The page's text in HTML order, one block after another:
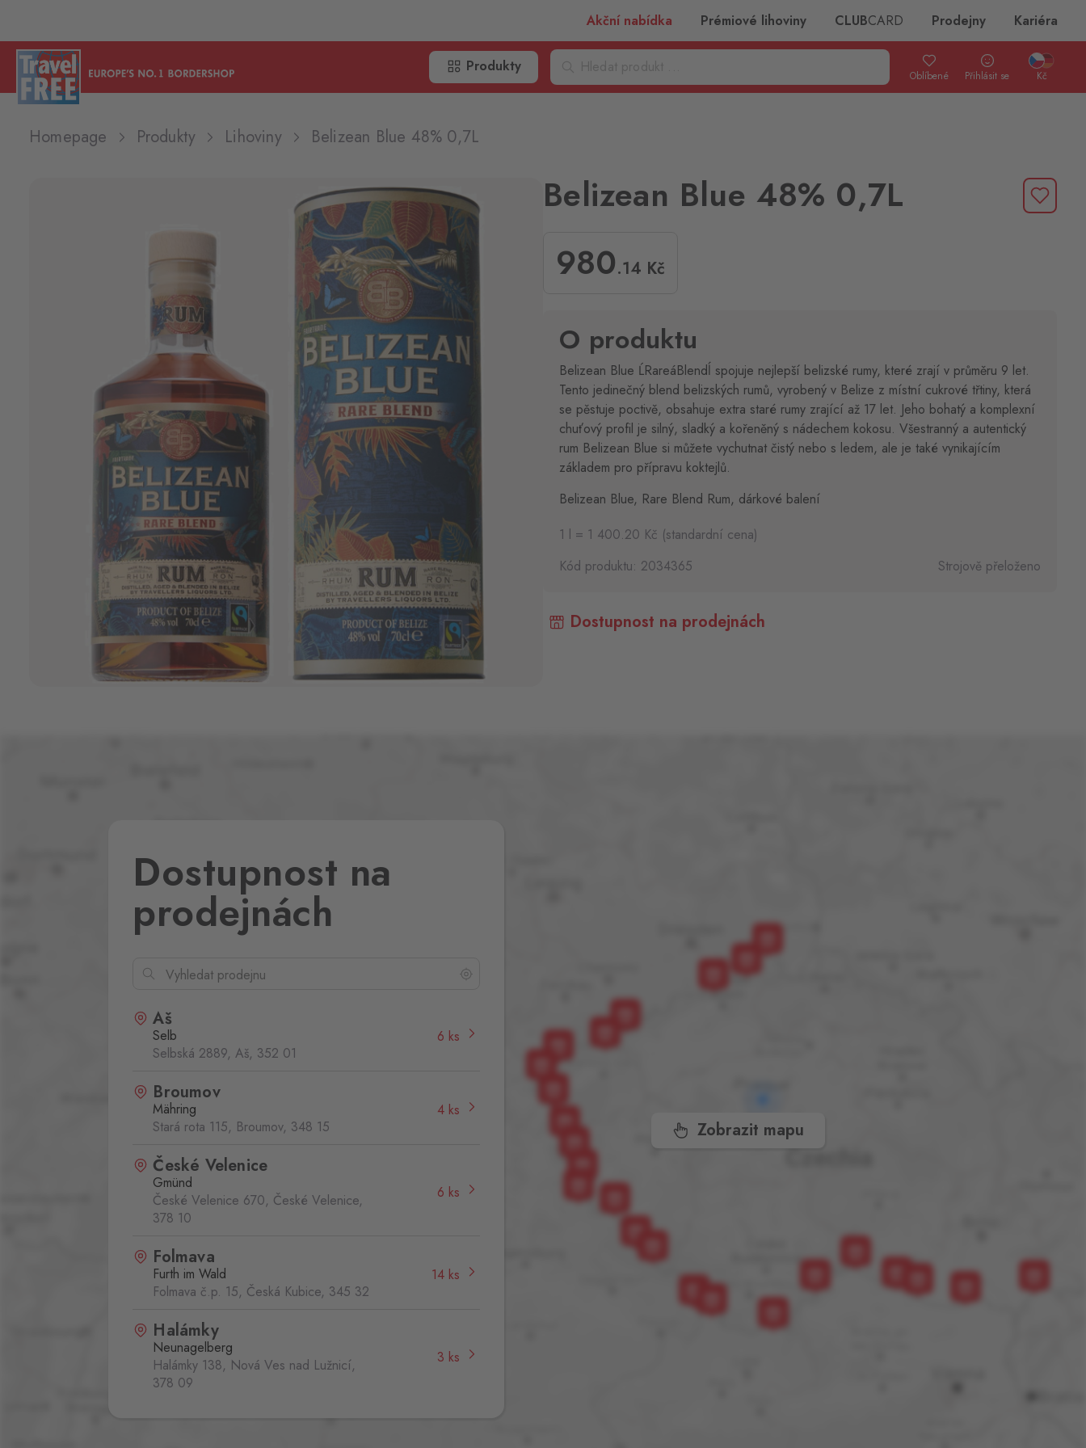
Akční nabídka Prémiové lihoviny CLUBCARD Prodejny Kariéra
Produkty
Oblíbené Přihlásit se Kč
Homepage Produkty Lihoviny Belizean Blue 48% 0,7L
Belizean Blue 48% 0,7L
980.14 Kč
O produktu
Belizean Blue ĹRareáBlendĺ spojuje nejlepší belizské rumy, které zrají v průměru 9 let.
Tento jedinečný blend belizských rumů, vyrobený v Belize z místní cukrové třtiny, která
se pěstuje poctivě, obsahuje extra staré rumy zrající až 17 let. Jeho bohatý a komplexní
chuťový profil je silný, sladký a kořeněný s nádechem kokosu. Všestranný a autentický
rum Belizean Blue si můžete vychutnat čistý nebo s ledem, ale je také vynikajícím
základem pro přípravu koktejlů.
Belizean Blue, Rare Blend Rum, dárkové balení
1 l = 1 400.20 Kč (standardní cena)
Kód produktu: 2034365
Strojově přeloženo
Dostupnost na prodejnách
Zobrazit mapu
Dostupnost na
prodejnách
Aš
Selb
Selbská 2889, Aš, 352 01
6 ks
Broumov
Mähring
Stará rota 115, Broumov, 348 15
4 ks
České Velenice
Gmünd
České Velenice 670, České Velenice,
378 10
6 ks
Folmava
Furth im Wald
Folmava č.p. 15, Česká Kubice, 345 32
14 ks
Halámky
Neunagelberg
Halámky 138, Nová Ves nad Lužnicí,
378 09
3 ks